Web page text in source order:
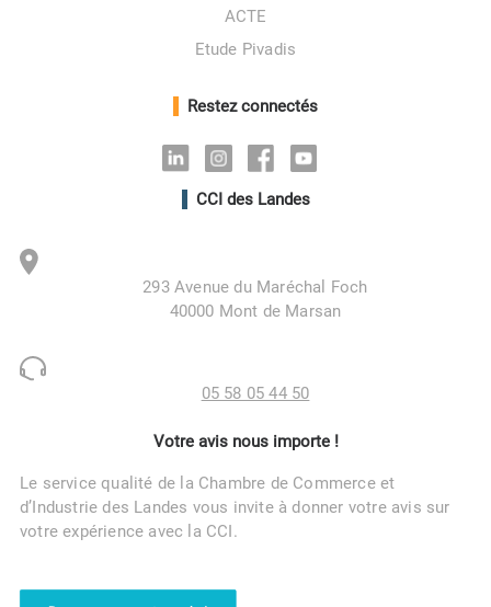
ACTE
Etude Pivadis
Restez connectés
LinkedinInstagramFacebookYoutube
CCI des Landes
293 Avenue du Maréchal Foch
40000 Mont de Marsan
05 58 05 44 50
Votre avis nous importe !
Le service qualité de la Chambre de Commerce et
d’Industrie des Landes vous invite à donner votre avis sur
votre expérience avec la CCI.